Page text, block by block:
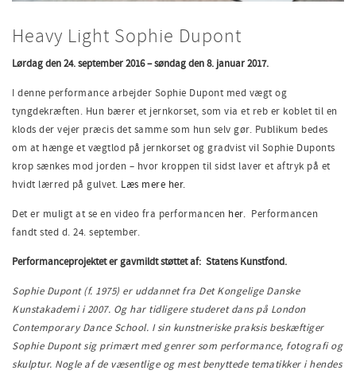
Heavy Light Sophie Dupont
Lørdag den 24. september 2016 – søndag den 8. januar 2017.
I denne performance arbejder Sophie Dupont med vægt og
tyngdekræften. Hun bærer et jernkorset, som via et reb er koblet til en
klods der vejer præcis det samme som hun selv gør. Publikum bedes
om at hænge et vægtlod på jernkorset og gradvist vil Sophie Duponts
krop sænkes mod jorden – hvor kroppen til sidst laver et aftryk på et
hvidt lærred på gulvet. Læs mere her.
Det er muligt at se en video fra performancen her. Performancen
fandt sted d. 24. september.
Performanceprojektet er gavmildt støttet af: Statens Kunstfond.
Sophie Dupont (f. 1975) er uddannet fra Det Kongelige Danske
Kunstakademi i 2007. Og har tidligere studeret dans på London
Contemporary Dance School. I sin kunstneriske praksis beskæftiger
Sophie Dupont sig primært med genrer som performance, fotografi og
skulptur. Nogle af de væsentlige og mest benyttede tematikker i hendes